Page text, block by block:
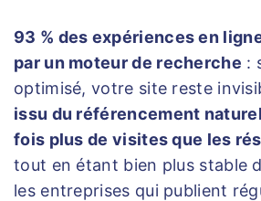
93 % des expériences en
par un moteur de recherche :
optimisé, votre site reste
issu du référencement
fois plus de visites que les
tout en étant bien plus stable
les entreprises qui publient